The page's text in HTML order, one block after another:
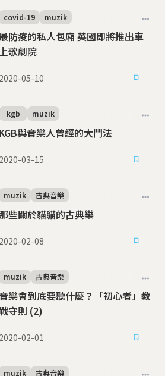
防疫的私人包廂 英國即將推出車
歌劇院
covid-19 muzik
2020-05-10
KGB與音樂人曾經的大鬥法
kgb muzik
2020-03-15
些關於貓貓的古典樂
muzik 古典音樂
2020-02-08
樂會到底要聽什麼？「初心者」教
守則 (2)
muzik 古典音樂
2020-02-01
muzik 古典音樂